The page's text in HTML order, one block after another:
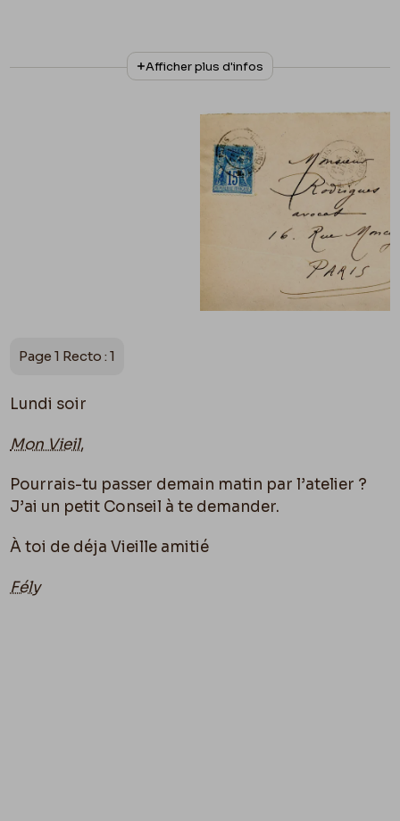
N° d'inventaire
Amis/RAM/75
Collationnage
Autographe
1886/03/01
Lieu de conservation
Belgique, Province de Namur, musée Félicien
Rops, Les Amis du Musée Félicien Rops
Afficher plus d'infos
Page 1 Recto : 1
Lundi soir
Mon Vieil,
Pourrais-tu passer demain matin par l’atelier ?
J’ai un petit Conseil à te demander.
À toi de déja Vieille amitié
Fély